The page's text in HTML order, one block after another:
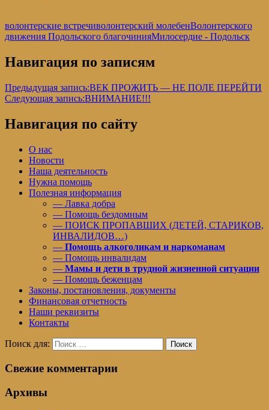
волонтерские встречиволонтерский молебенВолонтерского
движения Подольского благочинияМилосердие - Подольск
Навигация по записям
Предыдущая запись:ВЕК ПРОЖИТЬ — НЕ ПОЛЕ ПЕРЕЙТИ
Следующая запись:ВНИМАНИЕ!!!
Навигация по сайту
О нас
Новости
Наша деятельность
Нужна помощь
Полезная информация
— Лавка добра
— Помощь бездомным
— ПОИСК ПРОПАВШИХ (ДЕТЕЙ, СТАРИКОВ,
ИНВАЛИДОВ…)
— Помощь алкоголикам и наркоманам
— Помощь инвалидам
— Мамы и дети в трудной жизненной ситуации
— Помощь беженцам
Законы, постановления, документы
Финансовая отчетность
Наши реквизиты
Контакты
Поиск для: Поиск
Свежие комментарии
Архивы